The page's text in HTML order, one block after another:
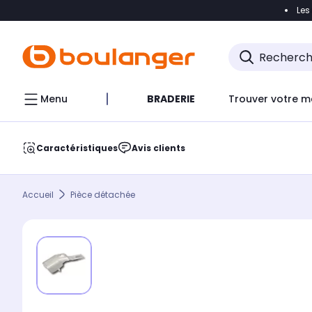
Accéder
Menu BRADERIE Trouver votre
Caractéristiques Avis clients
Accueil Pièce détachée